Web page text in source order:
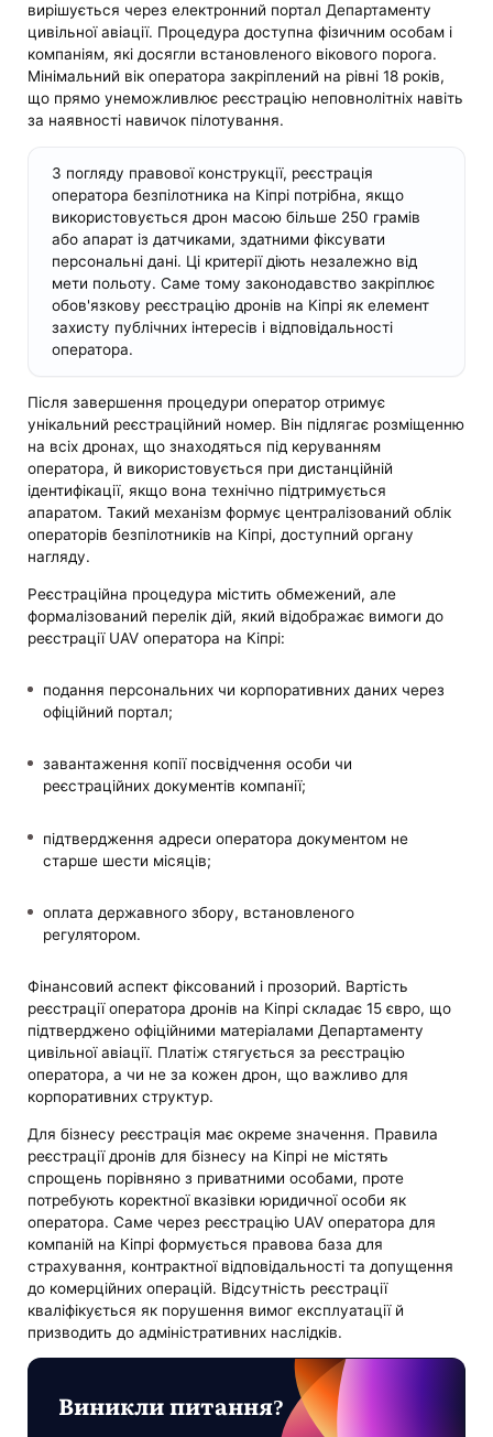
вирішується через електронний портал Департаменту
цивільної авіації. Процедура доступна фізичним особам і
компаніям, які досягли встановленого вікового порога.
Мінімальний вік оператора закріплений на рівні 18 років,
що прямо унеможливлює реєстрацію неповнолітніх навіть
за наявності навичок пілотування.
З погляду правової конструкції, реєстрація
оператора безпілотника на Кіпрі потрібна, якщо
використовується дрон масою більше 250 грамів
або апарат із датчиками, здатними фіксувати
персональні дані. Ці критерії діють незалежно від
мети польоту. Саме тому законодавство закріплює
обов'язкову реєстрацію дронів на Кіпрі як елемент
захисту публічних інтересів і відповідальності
оператора.
Після завершення процедури оператор отримує
унікальний реєстраційний номер. Він підлягає розміщенню
на всіх дронах, що знаходяться під керуванням
оператора, й використовується при дистанційній
ідентифікації, якщо вона технічно підтримується
апаратом. Такий механізм формує централізований облік
операторів безпілотників на Кіпрі, доступний органу
нагляду.
Реєстраційна процедура містить обмежений, але
формалізований перелік дій, який відображає вимоги до
реєстрації UAV оператора на Кіпрі:
подання персональних чи корпоративних даних через
офіційний портал;
завантаження копії посвідчення особи чи
реєстраційних документів компанії;
підтвердження адреси оператора документом не
старше шести місяців;
оплата державного збору, встановленого
регулятором.
Фінансовий аспект фіксований і прозорий. Вартість
реєстрації оператора дронів на Кіпрі складає 15 євро, що
підтверджено офіційними матеріалами Департаменту
цивільної авіації. Платіж стягується за реєстрацію
оператора, а чи не за кожен дрон, що важливо для
корпоративних структур.
Для бізнесу реєстрація має окреме значення. Правила
реєстрації дронів для бізнесу на Кіпрі не містять
спрощень порівняно з приватними особами, проте
потребують коректної вказівки юридичної особи як
оператора. Саме через реєстрацію UAV оператора для
компаній на Кіпрі формується правова база для
страхування, контрактної відповідальності та допущення
до комерційних операцій. Відсутність реєстрації
кваліфікується як порушення вимог експлуатації й
призводить до адміністративних наслідків.
Виникли питання?